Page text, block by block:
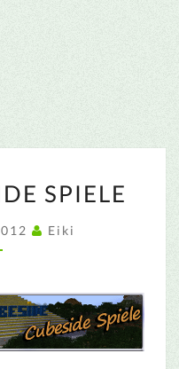
SPIELE
Eiki